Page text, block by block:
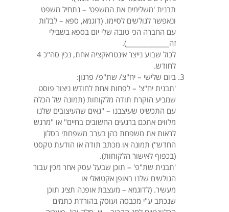
תבנית 'משלימים את המשפט' – נתחיל משפט
ונאפשר לגולשים לסיימו. (דוגמא,​ ספא – לבלות
עם החברה הכי טובה שלי יום בספא בשבילי
זה____________).
לכול שבוע נייצר אינטראקציה אחת, נכין סה"כ 4
לחודש.
ביום שלישי – יח"צ/ שת"פ/ פרגון:
'תבנית יח"צ' – לפחות אחת לחודש ניצור פוסט
שמביע הוקרת תודה מלקוחות (תמונה של הכלה
עם התכשיט שעיצבנו – "גאים שהעיצובים שלנו
מלווים אתכם ברגעים החשובים בחיים" או "מרגש
לראות את משפחת כהן בערב משפחתי בסלון
החדש") תמונה או מכתב תודה או הודעת טקסט
(בכפוף לאישור הלקוחות).
'תבנית שת"פ' – תוכן שבעל עסק אחר מכין עבור
הגולשים שלנו באופן אקטואלי או
מעשיר. (לדוגמא – מעצבת אופנה תציג תוכן
שנכתב ע"י מכבסה ועוסק בהורדת כתמים